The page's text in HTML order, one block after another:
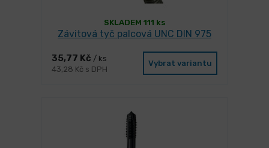
SKLADEM 111 ks
Závitová tyč palcová UNC DIN 975
35,77 Kč / ks
43,28 Kč s DPH
Vybrat variantu